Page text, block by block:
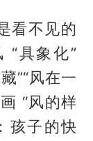
看不见的
“具象化”
”“风在一
“风的样
孩子的快